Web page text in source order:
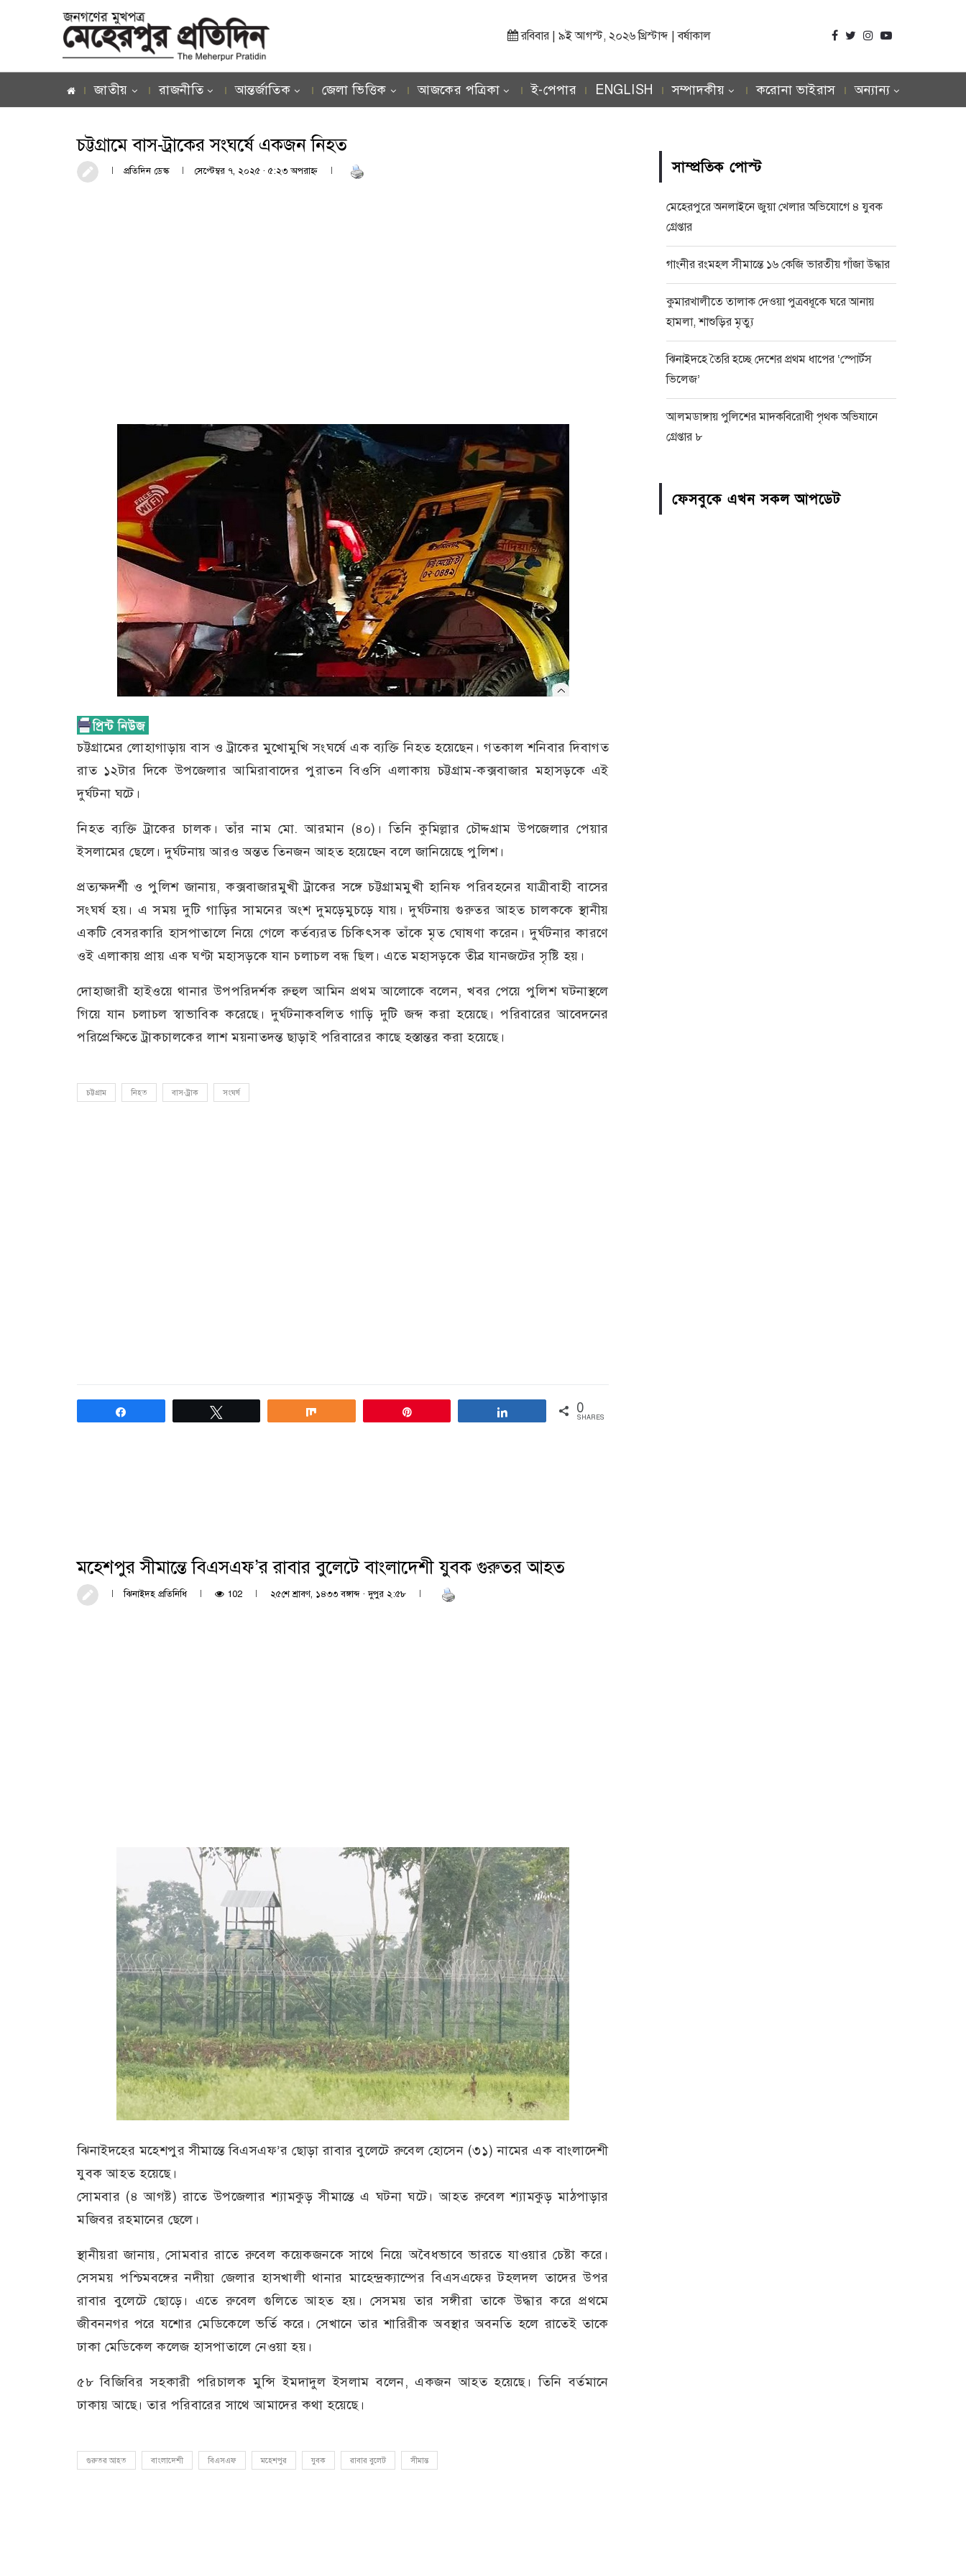
রবিবার | ৯ই আগস্ট, ২০২৬ খ্রিস্টাব্দ | বর্ষাকাল
জাতীয় রাজনীতি আন্তর্জাতিক জেলা ভিত্তিক আজকের পত্রিকা ই-পেপার ENGLISH সম্পাদকীয় করোনা ভাইরাস অন্যান্য
চট্টগ্রামে বাস-ট্রাকের সংঘর্ষে একজন নিহত
প্রতিদিন ডেস্ক সেপ্টেম্বর ৭, ২০২৫ · ৫:২৩ অপরাহ্ণ
চট্টগ্রামের লোহাগাড়ায় বাস ও ট্রাকের মুখোমুখি সংঘর্ষে এক ব্যক্তি নিহত হয়েছেন। গতকাল শনিবার দিবাগত
রাত ১২টার দিকে উপজেলার আমিরাবাদের পুরাতন বিওসি এলাকায় চট্টগ্রাম-কক্সবাজার মহাসড়কে এই
দুর্ঘটনা ঘটে।
নিহত ব্যক্তি ট্রাকের চালক। তাঁর নাম মো. আরমান (৪০)। তিনি কুমিল্লার চৌদ্দগ্রাম উপজেলার পেয়ার
ইসলামের ছেলে। দুর্ঘটনায় আরও অন্তত তিনজন আহত হয়েছেন বলে জানিয়েছে পুলিশ।
প্রত্যক্ষদর্শী ও পুলিশ জানায়, কক্সবাজারমুখী ট্রাকের সঙ্গে চট্টগ্রামমুখী হানিফ পরিবহনের যাত্রীবাহী বাসের
সংঘর্ষ হয়। এ সময় দুটি গাড়ির সামনের অংশ দুমড়েমুচড়ে যায়। দুর্ঘটনায় গুরুতর আহত চালককে স্থানীয়
একটি বেসরকারি হাসপাতালে নিয়ে গেলে কর্তব্যরত চিকিৎসক তাঁকে মৃত ঘোষণা করেন। দুর্ঘটনার কারণে
ওই এলাকায় প্রায় এক ঘণ্টা মহাসড়কে যান চলাচল বন্ধ ছিল। এতে মহাসড়কে তীব্র যানজটের সৃষ্টি হয়।
দোহাজারী হাইওয়ে থানার উপপরিদর্শক রুহুল আমিন প্রথম আলোকে বলেন, খবর পেয়ে পুলিশ ঘটনাস্থলে
গিয়ে যান চলাচল স্বাভাবিক করেছে। দুর্ঘটনাকবলিত গাড়ি দুটি জব্দ করা হয়েছে। পরিবারের আবেদনের
পরিপ্রেক্ষিতে ট্রাকচালকের লাশ ময়নাতদন্ত ছাড়াই পরিবারের কাছে হস্তান্তর করা হয়েছে।
চট্টগ্রাম নিহত বাস-ট্রাক সংঘর্ষ
0
SHARES
মহেশপুর সীমান্তে বিএসএফ’র রাবার বুলেটে বাংলাদেশী যুবক গুরুতর আহত
ঝিনাইদহ প্রতিনিধি 102 ২৫শে শ্রাবণ, ১৪৩৩ বঙ্গাব্দ · দুপুর ২:৫৮
ঝিনাইদহের মহেশপুর সীমান্তে বিএসএফ’র ছোড়া রাবার বুলেটে রুবেল হোসেন (৩১) নামের এক বাংলাদেশী
যুবক আহত হয়েছে।
সোমবার (৪ আগষ্ট) রাতে উপজেলার শ্যামকুড় সীমান্তে এ ঘটনা ঘটে। আহত রুবেল শ্যামকুড় মাঠপাড়ার
মজিবর রহমানের ছেলে।
স্থানীয়রা জানায়, সোমবার রাতে রুবেল কয়েকজনকে সাথে নিয়ে অবৈধভাবে ভারতে যাওয়ার চেষ্টা করে।
সেসময় পশ্চিমবঙ্গের নদীয়া জেলার হাসখালী থানার মাহেন্দ্রক্যাম্পের বিএসএফের টহলদল তাদের উপর
রাবার বুলেটে ছোড়ে। এতে রুবেল গুলিতে আহত হয়। সেসময় তার সঙ্গীরা তাকে উদ্ধার করে প্রথমে
জীবননগর পরে যশোর মেডিকেলে ভর্তি করে। সেখানে তার শারিরীক অবস্থার অবনতি হলে রাতেই তাকে
ঢাকা মেডিকেল কলেজ হাসপাতালে নেওয়া হয়।
৫৮ বিজিবির সহকারী পরিচালক মুন্সি ইমদাদুল ইসলাম বলেন, একজন আহত হয়েছে। তিনি বর্তমানে
ঢাকায় আছে। তার পরিবারের সাথে আমাদের কথা হয়েছে।
গুরুতর আহত বাংলাদেশী বিএসএফ মহেশপুর যুবক রাবার বুলেট সীমান্ত
সাম্প্রতিক পোস্ট
মেহেরপুরে অনলাইনে জুয়া খেলার অভিযোগে ৪ যুবক
গ্রেপ্তার
গাংনীর রংমহল সীমান্তে ১৬ কেজি ভারতীয় গাঁজা উদ্ধার
কুমারখালীতে তালাক দেওয়া পুত্রবধূকে ঘরে আনায়
হামলা, শাশুড়ির মৃত্যু
ঝিনাইদহে তৈরি হচ্ছে দেশের প্রথম ধাপের ‘স্পোর্টস
ভিলেজ’
আলমডাঙ্গায় পুলিশের মাদকবিরোধী পৃথক অভিযানে
গ্রেপ্তার ৮
ফেসবুকে এখন সকল আপডেট